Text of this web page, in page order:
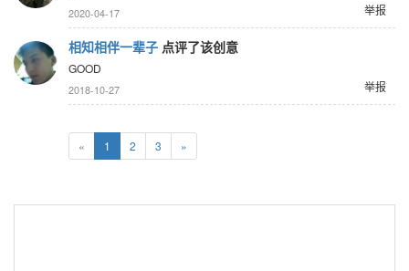
举报
2020-04-17
相知相伴一辈子 点评了该创意
GOOD
举报
2018-10-27
« 1 2 3 »